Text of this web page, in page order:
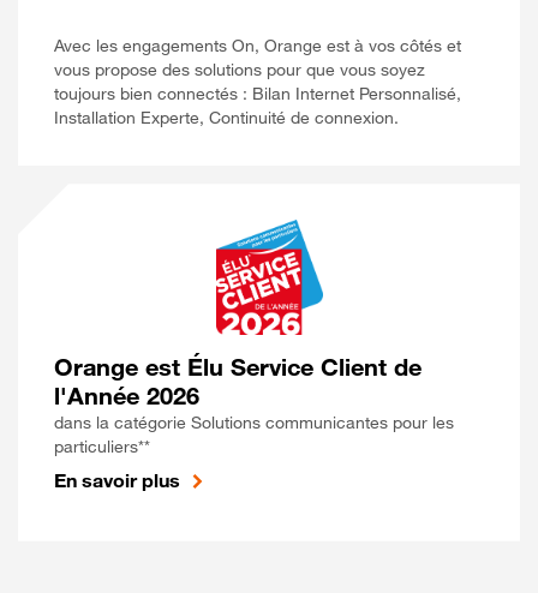
Avec les engagements On, Orange est à vos côtés et
vous propose des solutions pour que vous soyez
toujours bien connectés : Bilan Internet Personnalisé,
Installation Experte, Continuité de connexion.
Orange est Élu Service Client de
l'Année 2026
dans la catégorie Solutions communicantes pour les
particuliers**
En savoir plus